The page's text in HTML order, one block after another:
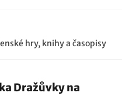
hry knihy a časopisy
Dražůvky na